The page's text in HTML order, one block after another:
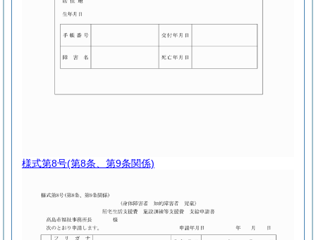
様式第8号(第8条、第9条関係)